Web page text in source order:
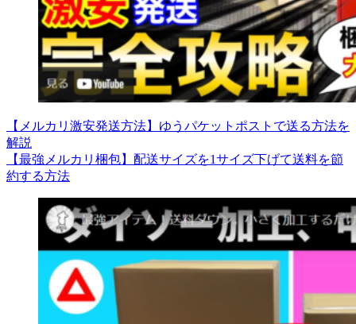
【メルカリ激安発送方法】ゆうパケットポストで送る方法を
解説
【最強メルカリ梱包】配送サイズを1サイズ下げて送料を節
約する方法